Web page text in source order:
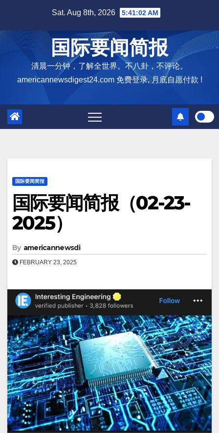
content
Sat. Aug 8th, 2026 5:41:04 AM
国际要闻简报
清晨一分钟，了解全世界。不八卦，不评论。
americannewsdigest24.com 免费登录, 月底自愿付款 !
国际要闻简报
国际要闻简报（02-23-
2025）
By americannewsdi
FEBRUARY 23, 2025